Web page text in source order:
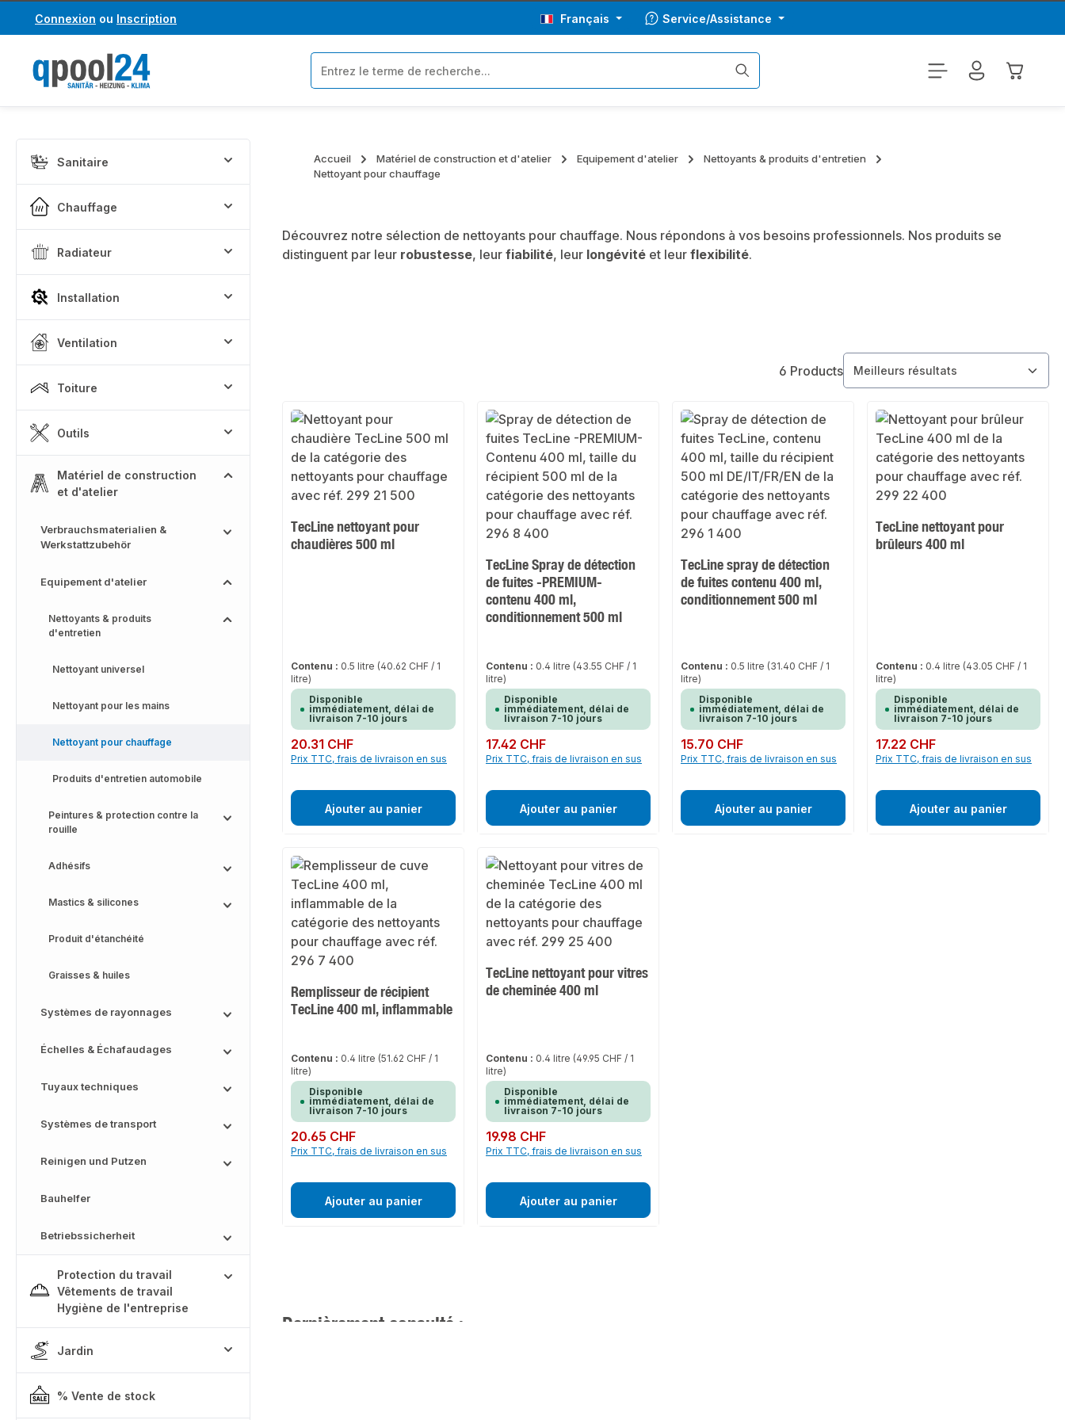
au contenu principal
Passer à la recherche
Connexion ou Inscription Français Service/Assistance
Le
Sanitaire
Chauffage
Radiateur
Installation
Ventilation
Toiture
Outils
Matériel de construction
et d'atelier
Verbrauchsmaterialien &
Werkstattzubehör
Equipement d'atelier
Nettoyants & produits
d'entretien
Nettoyant universel
Nettoyant pour les mains
Nettoyant pour chauffage
Produits d'entretien automobile
Peintures & protection contre la
rouille
Adhésifs
Mastics & silicones
Produit d'étanchéité
Graisses & huiles
Systèmes de rayonnages
Échelles & Échafaudages
Tuyaux techniques
Systèmes de transport
Reinigen und Putzen
Bauhelfer
Betriebssicherheit
Protection du travail
Vêtements de travail
Hygiène de l'entreprise
Jardin
% Vente de stock
Accueil Matériel de construction et d'atelier Equipement d'atelier
Nettoyants & produits d'entretien
Nettoyant pour chauffage
Découvrez notre sélection de nettoyants pour chauffage. Nous répondons à vos besoins professionnels. Nos produits se
distinguent par leur robustesse, leur fiabilité, leur longévité et leur flexibilité.
6 Products
TecLine nettoyant pour
chaudières 500 ml
Contenu : 0.5 litre (40.62 CHF / 1
litre)
Disponible
immédiatement, délai de
livraison 7-10 jours
Prix régulier :
20.31 CHF
Prix TTC, frais de livraison en sus
Ajouter au panier
TecLine Spray de détection
de fuites -PREMIUM-
contenu 400 ml,
conditionnement 500 ml
Contenu : 0.4 litre (43.55 CHF / 1
litre)
Disponible
immédiatement, délai de
livraison 7-10 jours
Prix régulier :
17.42 CHF
Prix TTC, frais de livraison en sus
Ajouter au panier
TecLine spray de détection
de fuites contenu 400 ml,
conditionnement 500 ml
Contenu : 0.5 litre (31.40 CHF / 1
litre)
Disponible
immédiatement, délai de
livraison 7-10 jours
Prix régulier :
15.70 CHF
Prix TTC, frais de livraison en sus
Ajouter au panier
TecLine nettoyant pour
brûleurs 400 ml
Contenu : 0.4 litre (43.05 CHF / 1
litre)
Disponible
immédiatement, délai de
livraison 7-10 jours
Prix régulier :
17.22 CHF
Prix TTC, frais de livraison en sus
Ajouter au panier
Remplisseur de récipient
TecLine 400 ml, inflammable
Contenu : 0.4 litre (51.62 CHF / 1
litre)
Disponible
immédiatement, délai de
livraison 7-10 jours
Prix régulier :
20.65 CHF
Prix TTC, frais de livraison en sus
Ajouter au panier
TecLine nettoyant pour vitres
de cheminée 400 ml
Contenu : 0.4 litre (49.95 CHF / 1
litre)
Disponible
immédiatement, délai de
livraison 7-10 jours
Prix régulier :
19.98 CHF
Prix TTC, frais de livraison en sus
Ajouter au panier
Dernièrement consulté :